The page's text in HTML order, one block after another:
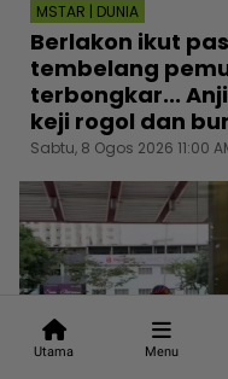
Utama Menu
MSTAR | DUNIA
Berlakon ikut
tembelang
terbongkar...
keji rogol dan
Sabtu, 8 Ogos 2026 11:00